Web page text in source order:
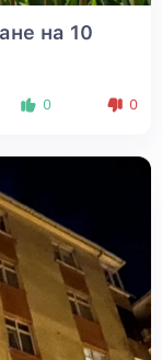
на 10
0 0